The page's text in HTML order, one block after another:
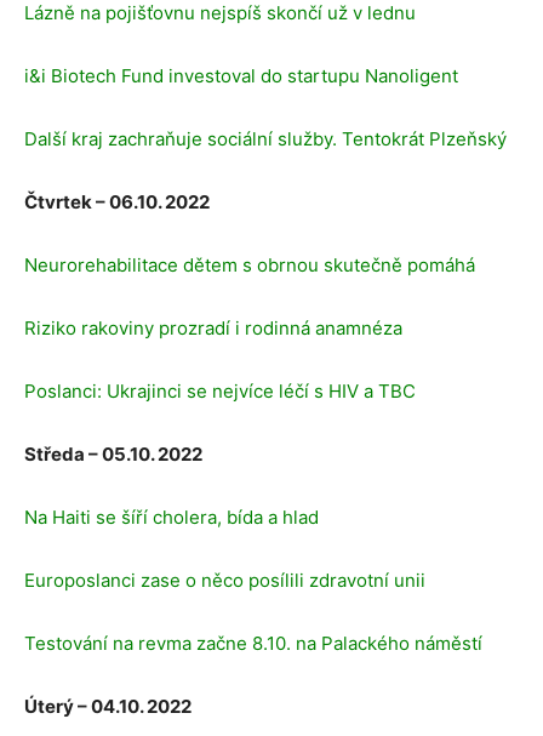
Lázně na pojišťovnu nejspíš skončí už v lednu
i&i Biotech Fund investoval do startupu Nanoligent
Další kraj zachraňuje sociální služby. Tentokrát Plzeňský
Čtvrtek – 06.10. 2022
Neurorehabilitace dětem s obrnou skutečně pomáhá
Riziko rakoviny prozradí i rodinná anamnéza
Poslanci: Ukrajinci se nejvíce léčí s HIV a TBC
Středa – 05.10. 2022
Na Haiti se šíří cholera, bída a hlad
Europoslanci zase o něco posílili zdravotní unii
Testování na revma začne 8.10. na Palackého náměstí
Úterý – 04.10. 2022